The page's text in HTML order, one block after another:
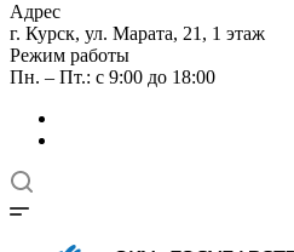
Адрес
г. Курск, ул. Марата, 21, 1 этаж
Режим работы
Пн. – Пт.: с 9:00 до 18:00